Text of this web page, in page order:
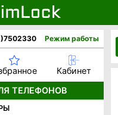
Режим работы
Кабинет
ТЕЛЕФОНОВ